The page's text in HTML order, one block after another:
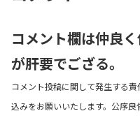
コメント欄は仲良
が肝要でござる。
コメント投稿に関して発生する
込みをお願いいたします。公序